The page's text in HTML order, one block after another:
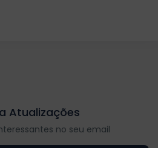
Atualizações
no seu email